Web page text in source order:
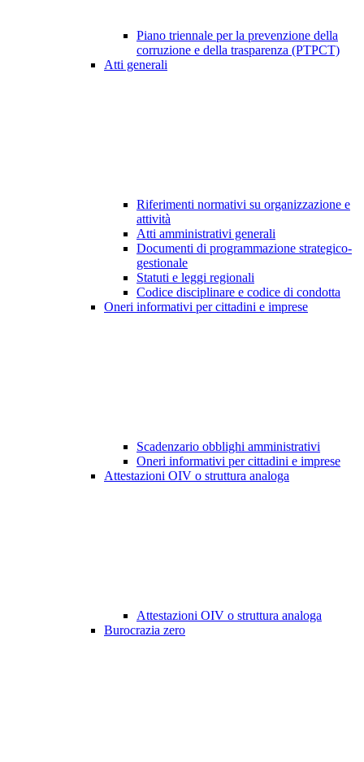
Piano triennale per la prevenzione della
corruzione e della trasparenza (PTPCT)
Atti generali
Riferimenti normativi su organizzazione e
attività
Atti amministrativi generali
Documenti di programmazione strategico-
gestionale
Statuti e leggi regionali
Codice disciplinare e codice di condotta
Oneri informativi per cittadini e imprese
Scadenzario obblighi amministrativi
Oneri informativi per cittadini e imprese
Attestazioni OIV o struttura analoga
Attestazioni OIV o struttura analoga
Burocrazia zero